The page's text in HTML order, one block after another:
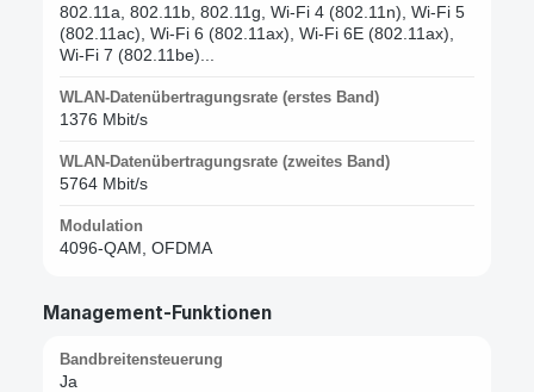
802.11a, 802.11b, 802.11g, Wi-Fi 4 (802.11n), Wi-Fi 5
(802.11ac), Wi-Fi 6 (802.11ax), Wi-Fi 6E (802.11ax),
Wi-Fi 7 (802.11be)...
WLAN-Datenübertragungsrate (erstes Band)
1376 Mbit/s
WLAN-Datenübertragungsrate (zweites Band)
5764 Mbit/s
Modulation
4096-QAM, OFDMA
Management-Funktionen
Bandbreitensteuerung
Ja